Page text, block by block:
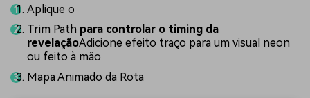
Aplique o
Trim Path para controlar o timing da
revelaçãoAdicione efeito traço para um visual neon
ou feito à mão
Mapa Animado da Rota